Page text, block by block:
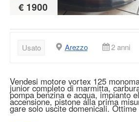
€ 1900
Usato Arezzo 2 anni
Vendesi motore vortex 125
junior completo di marmitta,
pompa benzina e acqua, impianto
accensione, pistone alla prima
gare solo uscite domenicali. Ottime